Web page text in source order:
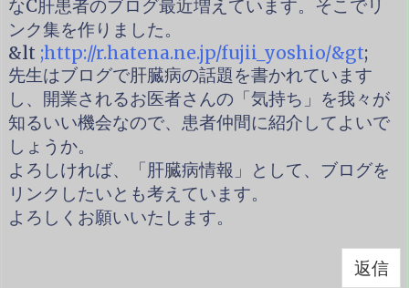
なC肝患者のブログ最近増えています。そこでリ
ンク集を作りました。
&lt ;http://r.hatena.ne.jp/fujii_yoshio/&gt;
先生はブログで肝臓病の話題を書かれています
し、開業されるお医者さんの「気持ち」を我々が
知るいい機会なので、患者仲間に紹介してよいで
しょうか。
よろしければ、「肝臓病情報」として、ブログを
リンクしたいとも考えています。
よろしくお願いいたします。
返信